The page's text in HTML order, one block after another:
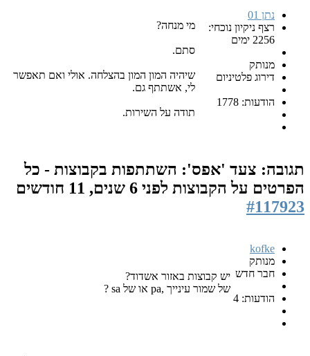
נתן 01
רצף ניקיון נוכחי:
2256 ימים
מנותק
דירוג פלטיניום
הודעות: 1778
מי מנחה?
סתם.
שיהיה המון המון בהצלחה. אולי ואם תאפשר
לי, אשתתף גם.
תודה על השירות.
תגובה: צעד 'אפס': השתתפות בקבוצות - כל
הפרטים על הקבוצות לפני 6 שנים, 11 חודשים
#117923
kofke
מנותק
חבר חדש
הודעות: 4
יש קבוצות באזור אשדוד?
של שמור עינייך ,pa או של sa ?